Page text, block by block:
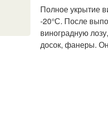
Полное укрытие
-20°С. После
виноградную
досок, фанеры.